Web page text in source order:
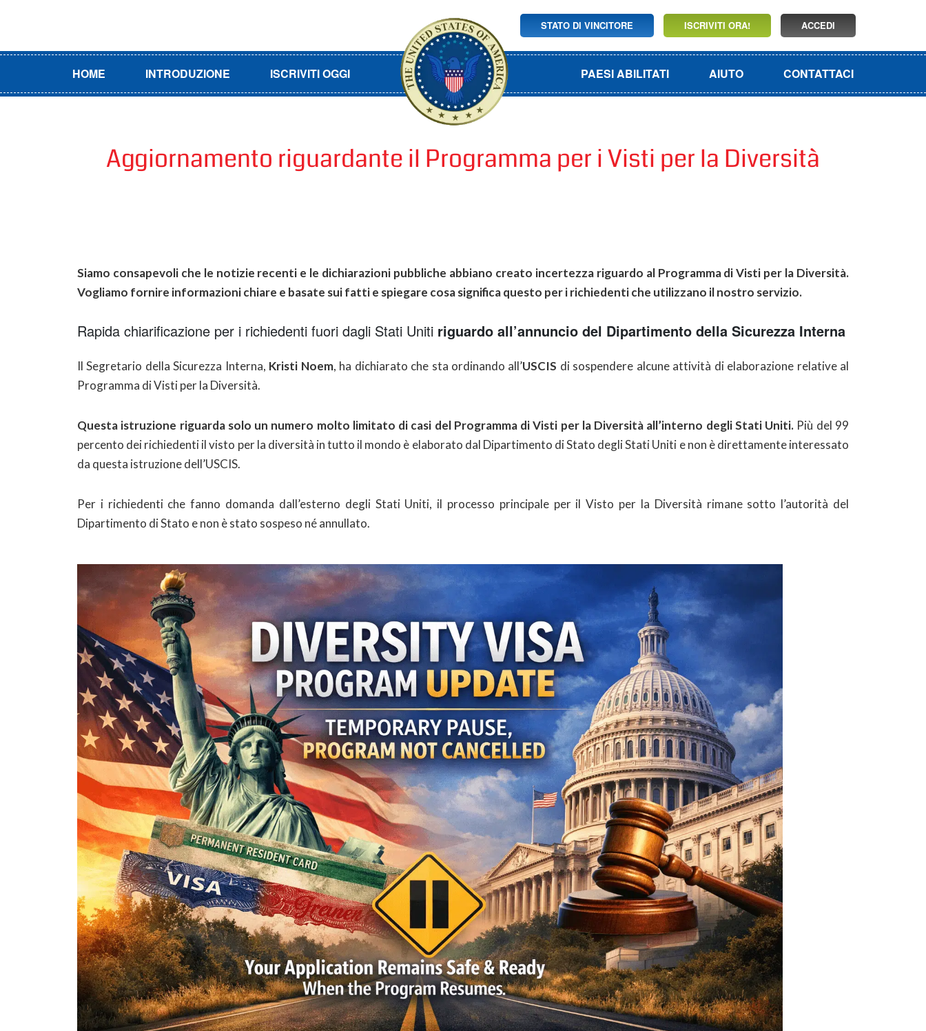
STATO DI VINCITORE ISCRIVITI ORA! ACCEDI
HOME INTRODUZIONE ISCRIVITI OGGI PAESI ABILITATI AIUTO CONTATTACI
Aggiornamento riguardante il Programma per i Visti per la Diversità
Siamo consapevoli che le notizie recenti e le dichiarazioni pubbliche abbiano creato incertezza riguardo al Programma di Visti per la Diversità.
Vogliamo fornire informazioni chiare e basate sui fatti e spiegare cosa significa questo per i richiedenti che utilizzano il nostro servizio.
Rapida chiarificazione per i richiedenti fuori dagli Stati Uniti riguardo all’annuncio del Dipartimento della Sicurezza Interna
Il Segretario della Sicurezza Interna, Kristi Noem, ha dichiarato che sta ordinando all’USCIS di sospendere alcune attività di elaborazione relative al
Programma di Visti per la Diversità.
Questa istruzione riguarda solo un numero molto limitato di casi del Programma di Visti per la Diversità all’interno degli Stati Uniti. Più del 99
percento dei richiedenti il visto per la diversità in tutto il mondo è elaborato dal Dipartimento di Stato degli Stati Uniti e non è direttamente interessato
da questa istruzione dell’USCIS.
Per i richiedenti che fanno domanda dall’esterno degli Stati Uniti, il processo principale per il Visto per la Diversità rimane sotto l’autorità del
Dipartimento di Stato e non è stato sospeso né annullato.